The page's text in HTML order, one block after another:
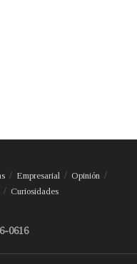
Empresarial
Opinión
Curiosidades
0616